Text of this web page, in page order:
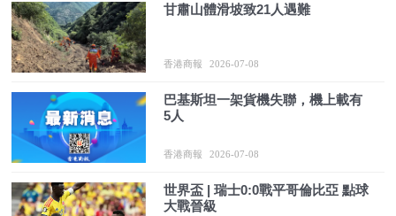
甘肅山體滑坡致21人遇難
香港商報 2026-07-08
巴基斯坦一架貨機失聯，機上載有
5人
香港商報 2026-07-08
世界盃 | 瑞士0:0戰平哥倫比亞 點球
大戰晉級